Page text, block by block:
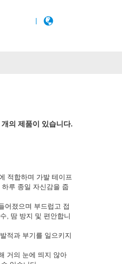
|
개의 제품이 있습니다.
적합하며 가발 테이프
루 종일 자신감을 줍
어졌으며 부드럽고 접
, 땀 방지 및 편안합니
적과 부기를 일으키지
거의 눈에 띄지 않아